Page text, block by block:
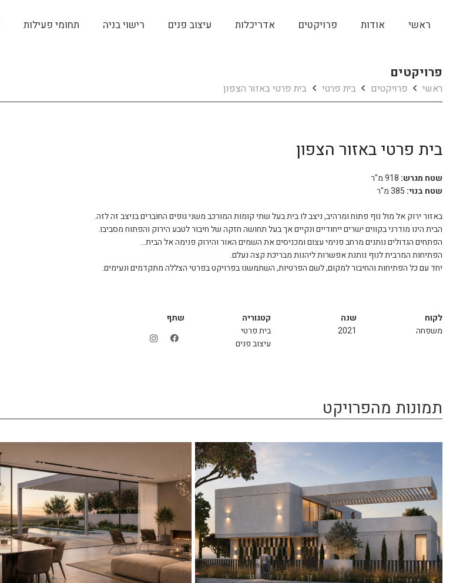
ראשי אודות פרויקטים אדריכלות עיצוב פנים רישוי בניה תחומי פעילות
פרויקטים
ראשי פרויקטים בית פרטי בית פרטי באזור הצפון
בית פרטי באזור הצפון
שטח מגרש:
שטח בנוי:
באזור ירוק אל מול נוף פתוח ומרהיב, ניצב לו בית בעל שתי קומות המורכב משני גופים החוברים בניצב זה לזה.
הבית הינו מודרני בקווים ישרים ייחודיים ונקיים אך בעל תחושה חזקה של חיבור לטבע הירוק והפתוח מסביבו.
הפתחים הגדולים נותנים מרחב פנימי עצום ומכניסים את השמים האור והירוק פנימה אל הבית…
הפתיחות המרבית לנוף נותנת אפשרות ליהנות מבריכת קצה נעלם.
יחד עם כל הפתיחות והחיבור למקום, לשם הפרטיות, השתמשנו בפרויקט בפרטי הצללה מתקדמים ונעימים.
לקוח
משפחה
שנה
2021
קטגוריה
בית פרטי
עיצוב פנים
שתף
תמונות מהפרויקט